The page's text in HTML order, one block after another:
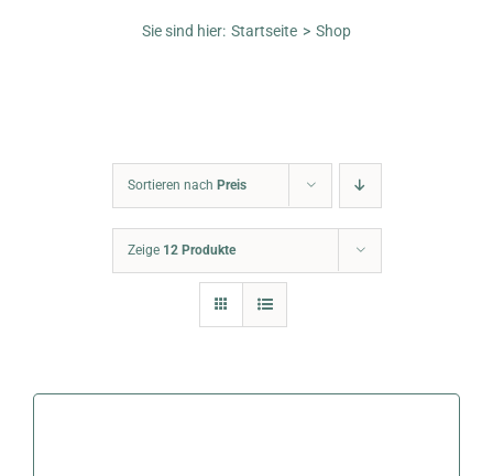
Sie sind hier: Startseite Shop
Sortieren nach Preis
Zeige 12 Produkte